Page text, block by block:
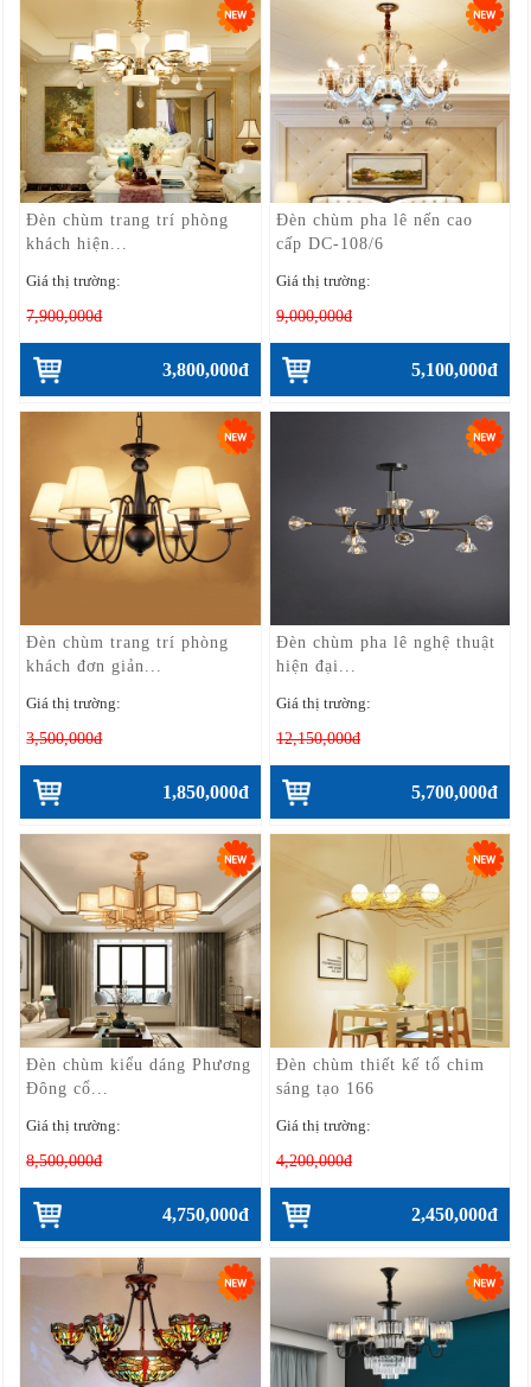
Đèn chùm trang trí phòng
khách hiện...
Giá thị trường:
7,900,000đ
3,800,000đ
Đèn chùm pha lê nến cao
cấp DC-108/6
Giá thị trường:
9,000,000đ
5,100,000đ
Đèn chùm trang trí phòng
khách đơn giản...
Giá thị trường:
3,500,000đ
1,850,000đ
Đèn chùm pha lê nghệ thuật
hiện đại...
Giá thị trường:
12,150,000đ
5,700,000đ
Đèn chùm kiểu dáng Phương
Đông cổ...
Giá thị trường:
8,500,000đ
4,750,000đ
Đèn chùm thiết kế tổ chim
sáng tạo 166
Giá thị trường:
4,200,000đ
2,450,000đ